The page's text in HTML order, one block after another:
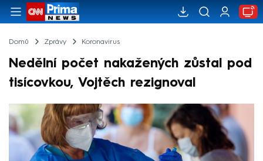
Domů Zprávy Koronavirus
Nedělní počet nakažených zůstal pod
tisícovkou, Vojtěch rezignoval